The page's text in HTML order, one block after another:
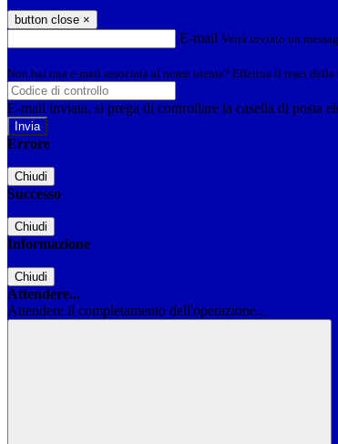
button close ×
E-mail Verrà inviato un
Non hai una e-mail associata al nome utente? Effettua il reset della
E-mail inviata, si prega di controllare la casella di posta
Errore
Chiudi
Successo
Chiudi
Informazione
Chiudi
Attendere...
Attendere il completamento dell'operazione...